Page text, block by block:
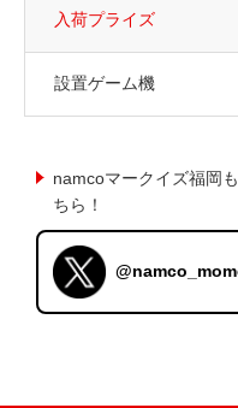
入荷プライズ
設置ゲーム機
namcoマークイズ福岡
ちら！